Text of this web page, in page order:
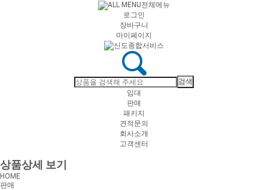
전체메뉴
로그인
장바구니
마이페이지
임대
판매
패키지
견적문의
회사소개
고객센터
상품상세 보기
HOME
판매